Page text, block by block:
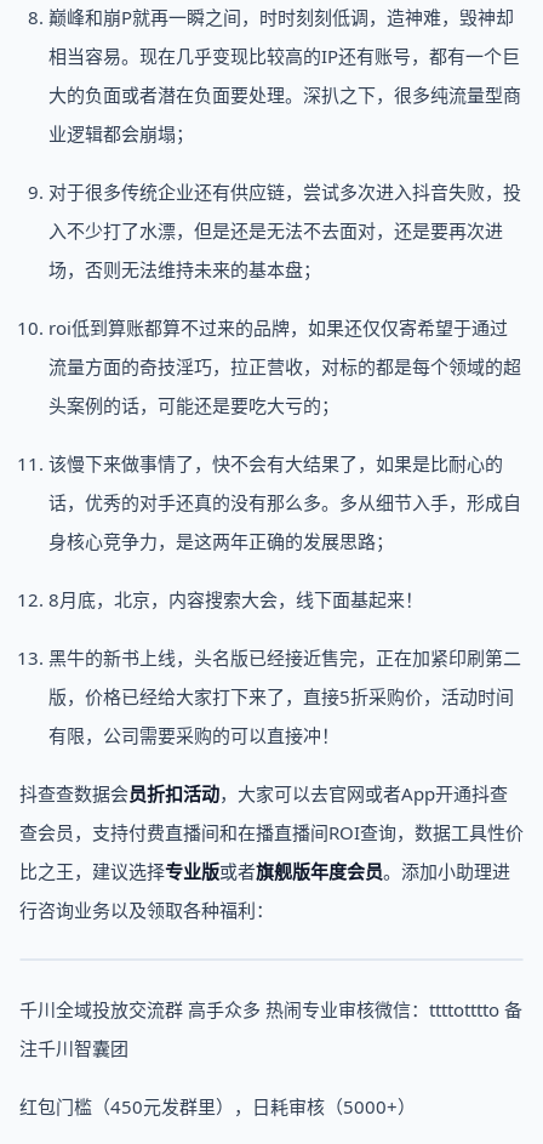
巅峰和崩P就再一瞬之间，时时刻刻低调，造神难，毁神却
相当容易。现在几乎变现比较高的IP还有账号，都有一个巨
大的负面或者潜在负面要处理。深扒之下，很多纯流量型商
业逻辑都会崩塌；
对于很多传统企业还有供应链，尝试多次进入抖音失败，投
入不少打了水漂，但是还是无法不去面对，还是要再次进
场，否则无法维持未来的基本盘；
roi低到算账都算不过来的品牌，如果还仅仅寄希望于通过
流量方面的奇技淫巧，拉正营收，对标的都是每个领域的超
头案例的话，可能还是要吃大亏的；
该慢下来做事情了，快不会有大结果了，如果是比耐心的
话，优秀的对手还真的没有那么多。多从细节入手，形成自
身核心竞争力，是这两年正确的发展思路；
8月底，北京，内容搜索大会，线下面基起来！
黑牛的新书上线，头名版已经接近售完，正在加紧印刷第二
版，价格已经给大家打下来了，直接5折采购价，活动时间
有限，公司需要采购的可以直接冲！
抖查查数据会员折扣活动，大家可以去官网或者App开通抖查
查会员，支持付费直播间和在播直播间ROI查询，数据工具性价
比之王，建议选择专业版或者旗舰版年度会员。添加小助理进
行咨询业务以及领取各种福利：
千川全域投放交流群 高手众多 热闹专业审核微信：ttttotttto 备
注千川智囊团
红包门槛（450元发群里），日耗审核（5000+）